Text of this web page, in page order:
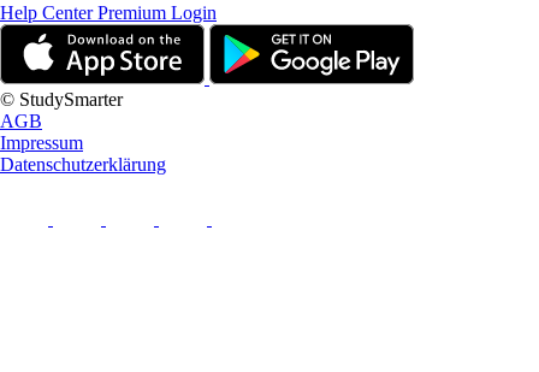
Help CenterPremium Login
© StudySmarter
AGB
Impressum
Datenschutzerklärung